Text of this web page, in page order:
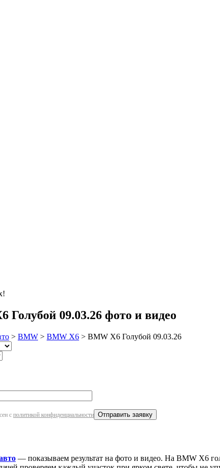
Голубой 09.03.26 фото и видео
> BMW > BMW X6 > BMW X6 Голубой 09.03.26
с политикой конфиденциальности
— показываем результат на фото и видео. На BMW X6